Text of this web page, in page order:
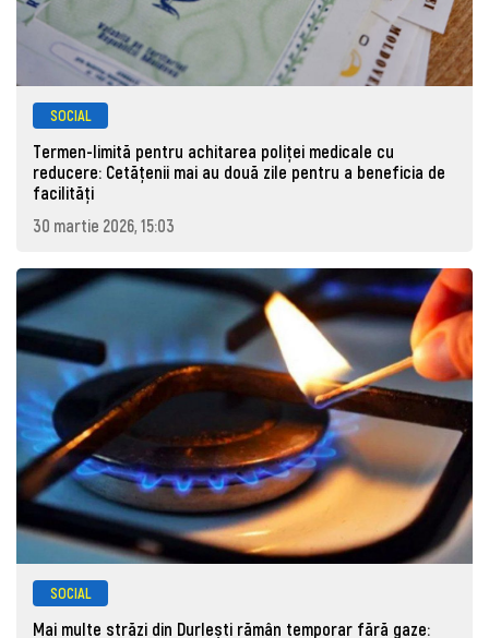
SOCIAL
Termen-limită pentru achitarea poliței medicale cu
reducere: Cetățenii mai au două zile pentru a beneficia de
facilități
30 martie 2026, 15:03
SOCIAL
Mai multe străzi din Durlești rămân temporar fără gaze: